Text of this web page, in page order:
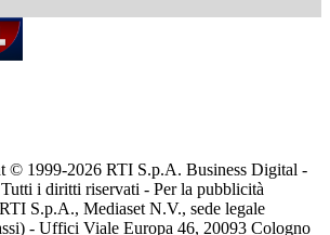
© 1999-2026 RTI S.p.A. Business Digital -
i diritti riservati - Per la pubblicità
S.p.A., Mediaset N.V., sede legale
- Uffici Viale Europa 46, 20093 Cologno